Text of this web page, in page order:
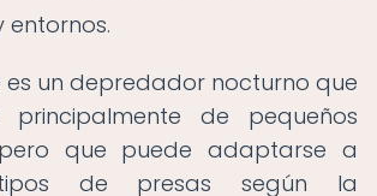
entornos.
es un depredador nocturno que
de pequeños
que puede adaptarse a
de presas según la